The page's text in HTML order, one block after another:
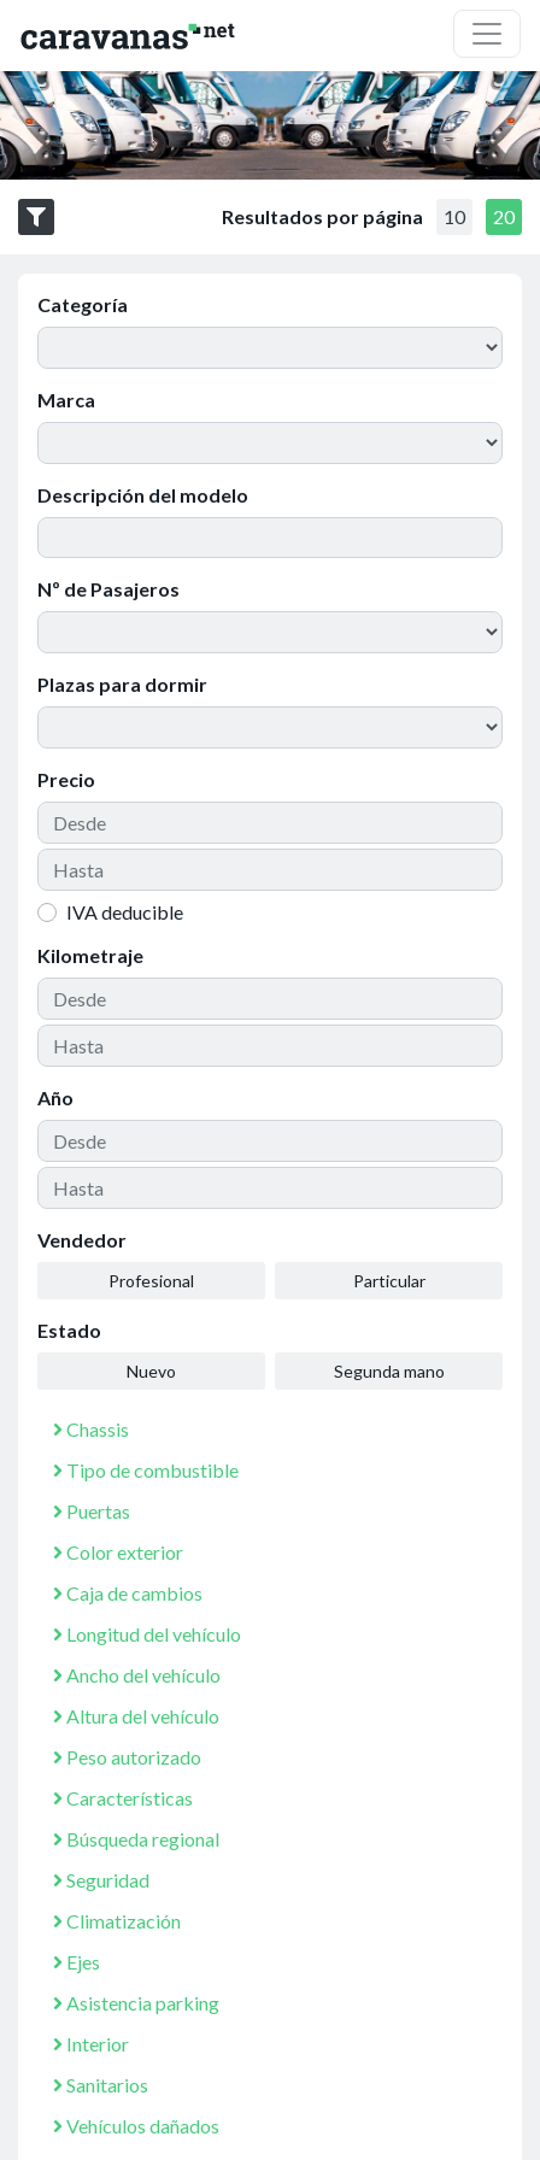
Resultados por página 10 20
Categoría
Marca
Descripción del modelo
Nº de Pasajeros
Plazas para dormir
Precio
IVA deducible
Kilometraje
Año
Vendedor
Profesional Particular
Estado
Nuevo Segunda mano
Chassis
Tipo de combustible
Puertas
Color exterior
Caja de cambios
Longitud del vehículo
Ancho del vehículo
Altura del vehículo
Peso autorizado
Características
Búsqueda regional
Seguridad
Climatización
Ejes
Asistencia parking
Interior
Sanitarios
Vehículos dañados